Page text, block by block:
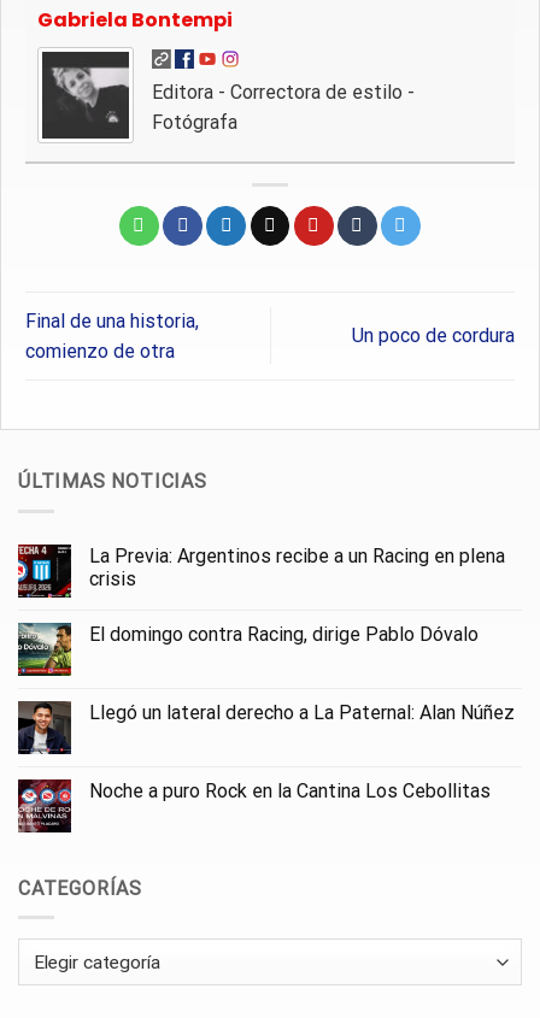
Gabriela Bontempi
Editora - Correctora de estilo -
Fotógrafa
Final de una historia,
comienzo de otra
Un poco de cordura
ÚLTIMAS NOTICIAS
La Previa: Argentinos recibe a un Racing en plena
crisis
El domingo contra Racing, dirige Pablo Dóvalo
Llegó un lateral derecho a La Paternal: Alan Núñez
Noche a puro Rock en la Cantina Los Cebollitas
CATEGORÍAS
Categorías